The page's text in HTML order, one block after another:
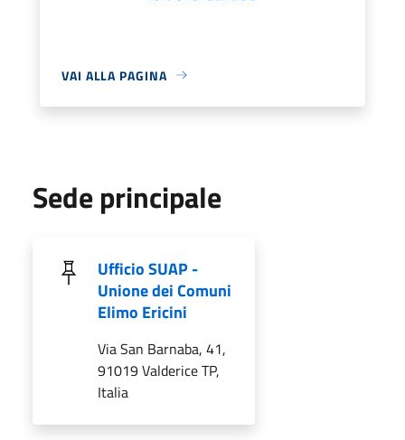
VAI ALLA PAGINA
Sede principale
Ufficio SUAP -
Unione dei Comuni
Elimo Ericini
Via San Barnaba, 41,
91019 Valderice TP,
Italia